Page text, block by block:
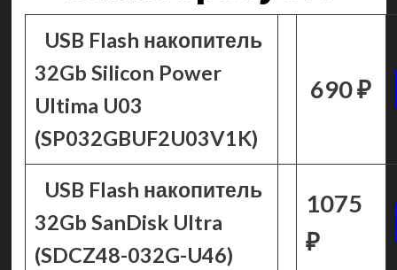
USB Flash накопитель
32Gb Silicon Power
Ultima U03
(SP032GBUF2U03V1K)
690 ₽
USB Flash накопитель
32Gb SanDisk Ultra
(SDCZ48-032G-U46)
1075
₽